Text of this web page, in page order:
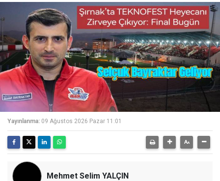
Yayınlanma: 09 Ağustos 2026 Pazar 11:01
Mehmet Selim YALÇIN